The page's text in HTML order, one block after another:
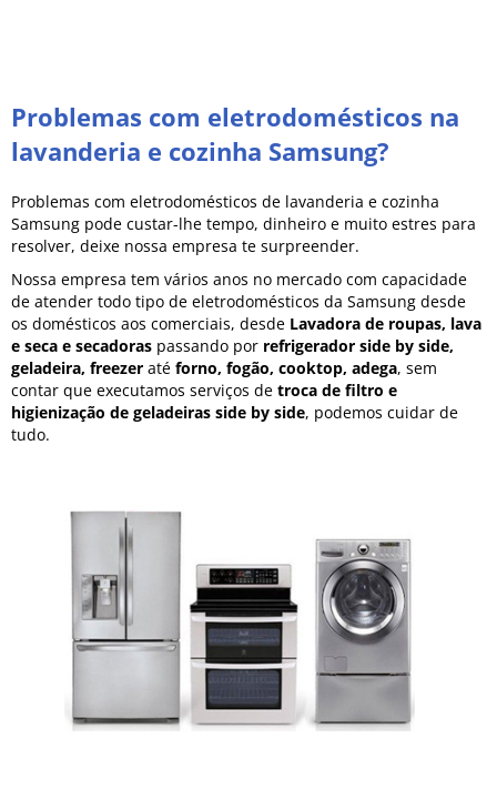
Problemas com eletrodomésticos na
lavanderia e cozinha Samsung?
Problemas com eletrodomésticos de lavanderia e cozinha
Samsung pode custar-lhe tempo, dinheiro e muito estres para
resolver, deixe nossa empresa te surpreender.
Nossa empresa tem vários anos no mercado com capacidade
de atender todo tipo de eletrodomésticos da Samsung desde
os domésticos aos comerciais, desde Lavadora de roupas, lava
e seca e secadoras passando por refrigerador side by side,
geladeira, freezer até forno, fogão, cooktop, adega, sem
contar que executamos serviços de troca de filtro e
higienização de geladeiras side by side, podemos cuidar de
tudo.